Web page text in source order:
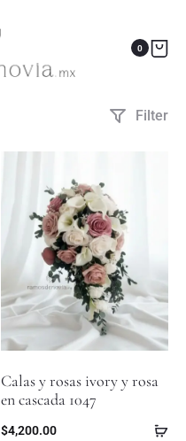
0
Filter
Calas y rosas ivory y rosa
en cascada 1047
$4,200.00